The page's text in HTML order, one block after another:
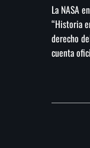
La NASA
“Historia
derecho
cuenta